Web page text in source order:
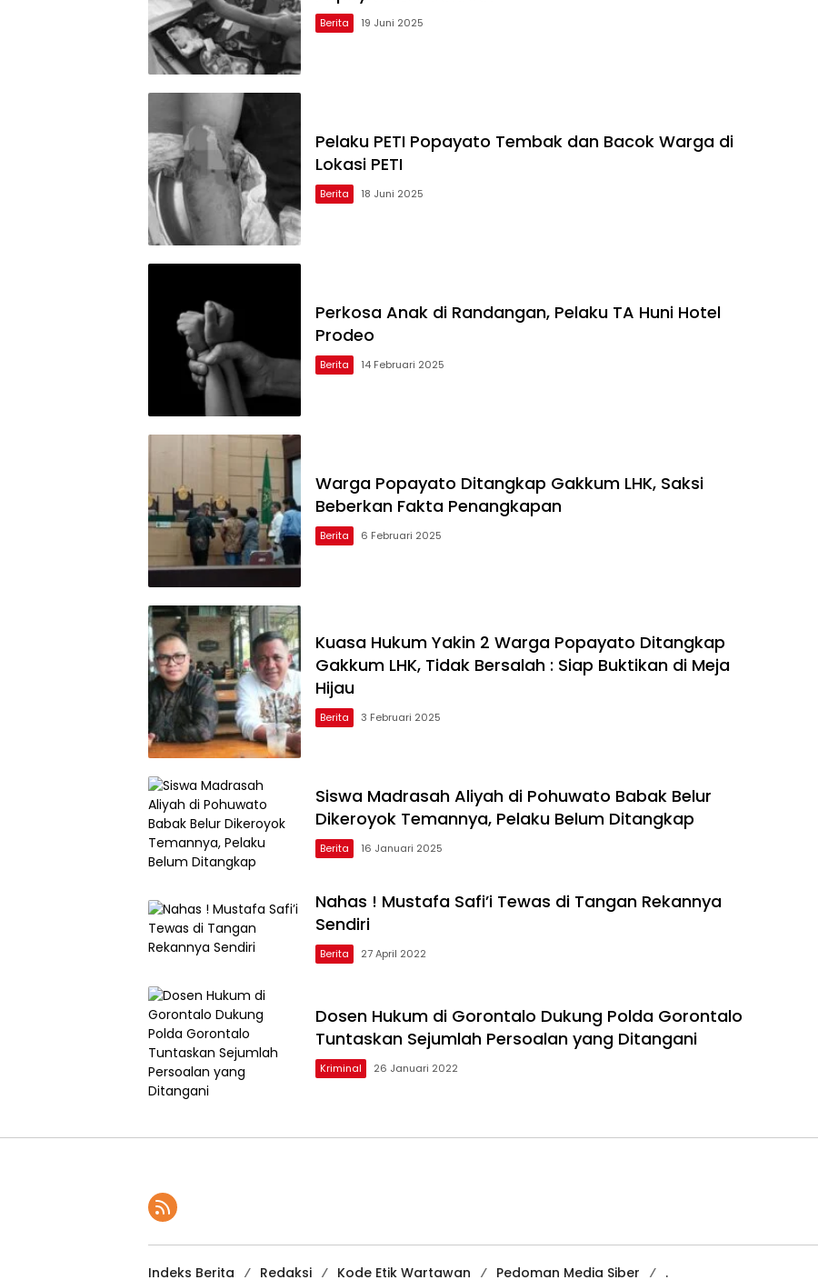
Berita 19 Juni 2025
‎Pelaku PETI Popayato Tembak dan Bacok Warga di
Lokasi PETI
Berita 18 Juni 2025
Perkosa Anak di Randangan, Pelaku TA Huni Hotel
Prodeo
Berita 14 Februari 2025
Warga Popayato Ditangkap Gakkum LHK, Saksi
Beberkan Fakta Penangkapan
Berita 6 Februari 2025
Kuasa Hukum Yakin 2 Warga Popayato Ditangkap
Gakkum LHK, Tidak Bersalah : Siap Buktikan di Meja
Hijau
Berita 3 Februari 2025
Siswa Madrasah Aliyah di Pohuwato Babak Belur
Dikeroyok Temannya, Pelaku Belum Ditangkap
Berita 16 Januari 2025
Nahas ! Mustafa Safi’i Tewas di Tangan Rekannya
Sendiri
Berita 27 April 2022
Dosen Hukum di Gorontalo Dukung Polda Gorontalo
Tuntaskan Sejumlah Persoalan yang Ditangani
Kriminal 26 Januari 2022
Indeks Berita Redaksi Kode Etik Wartawan Pedoman Media Siber .